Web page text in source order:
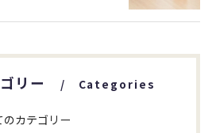
リー Categories
のカテゴリー